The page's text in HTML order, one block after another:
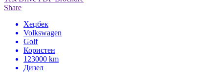
Share
Хеџбек
Volkswagen
Golf
Користен
123000 km
Дизел